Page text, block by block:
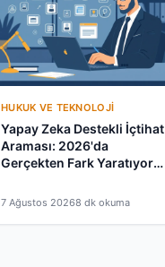
HUKUK VE TEKNOLOJI
Yapay Zeka Destekli İçtihat
Araması: 2026'da
Gerçekten Fark Yaratıyor
7 Ağustos 20268 dk okuma